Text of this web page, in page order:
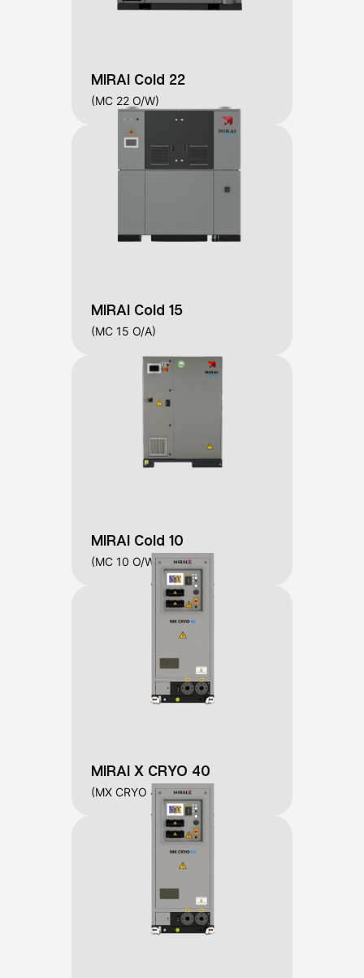
MIRAI Cold 22
(MC 22 O/W)
MIRAI Cold 15
(MC 15 O/A)
MIRAI Cold 10
(MC 10 O/W)
MIRAI X CRYO 40
(MX CRYO 40)